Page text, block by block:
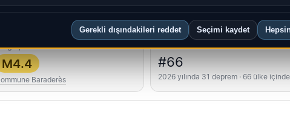
Gerekli dışındakileri reddet Seçimi kaydet
güçlü
M4.4
Baraderès
Ülke sıralaması
#66
2026 yılında 31 deprem · 66 ülke içinde